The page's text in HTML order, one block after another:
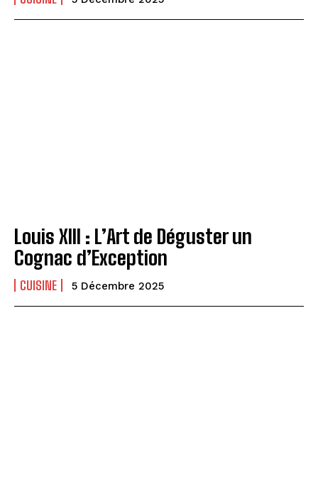
Louis XIII : L’Art de Déguster un
Cognac d’Exception
CUISINE 5 Décembre 2025